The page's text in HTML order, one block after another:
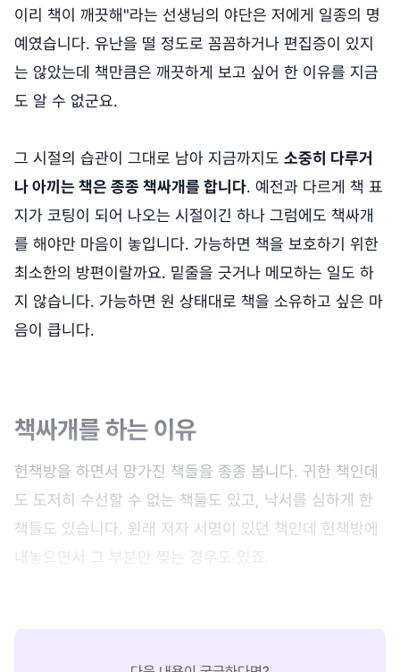
이리 책이 깨끗해"라는 선생님의 야단은 저에게 일종의 명
예였습니다. 유난을 떨 정도로 꼼꼼하거나 편집증이 있지
는 않았는데 책만큼은 깨끗하게 보고 싶어 한 이유를 지금
도 알 수 없군요.
그 시절의 습관이 그대로 남아 지금까지도 소중히 다루거
나 아끼는 책은 종종 책싸개를 합니다. 예전과 다르게 책 표
지가 코팅이 되어 나오는 시절이긴 하나 그럼에도 책싸개
를 해야만 마음이 놓입니다. 가능하면 책을 보호하기 위한
최소한의 방편이랄까요. 밑줄을 긋거나 메모하는 일도 하
지 않습니다. 가능하면 원 상태대로 책을 소유하고 싶은 마
음이 큽니다.
책싸개를 하는 이유
헌책방을 하면서 망가진 책들을 종종 봅니다. 귀한 책인데
도 도저히 수선할 수 없는 책들도 있고, 낙서를 심하게 한
책들도 있습니다. 원래 저자 서명이 있던 책인데 헌책방에
내놓으면서 그 부분만 찢는 경우도 있죠.